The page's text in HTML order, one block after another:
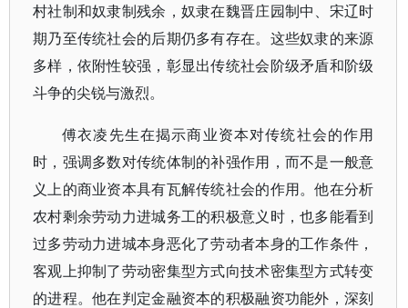
村社制和奴隶制残余，奴隶在魏晋庄园制中、宋辽时
期乃至传统社会的后期仍多有存在。这些奴隶的来源
多样，依附性较强，彰显出传统社会阶级矛盾和阶级
斗争的尖锐与激烈。
傅衣凌先生在揭示商业资本对传统社会的作用
时，强调多数对传统体制的补强作用，而不是一般意
义上的商业资本具有瓦解传统社会的作用。他在分析
农村剩余劳动力进城务工的积极意义时，也多能看到
过多劳动力进城本身恶化了劳动者本身的工作条件，
客观上抑制了劳动密集型方式向技术密集型方式转变
的进程。他在判定金融资本的积极融资功能外，深刻